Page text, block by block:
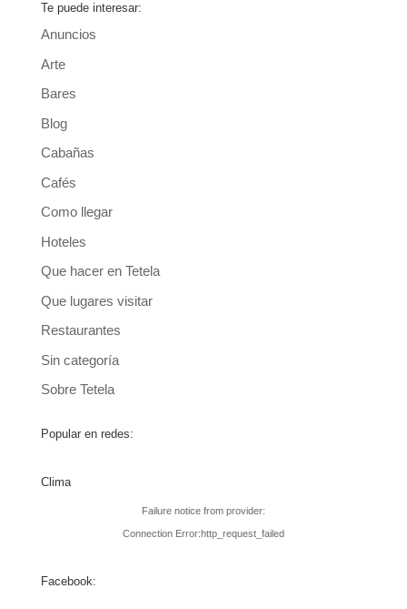
Te puede interesar:
Anuncios
Arte
Bares
Blog
Cabañas
Cafés
Como llegar
Hoteles
Que hacer en Tetela
Que lugares visitar
Restaurantes
Sin categoría
Sobre Tetela
Popular en redes:
Clima
Failure notice from provider:
Connection Error:http_request_failed
Facebook: